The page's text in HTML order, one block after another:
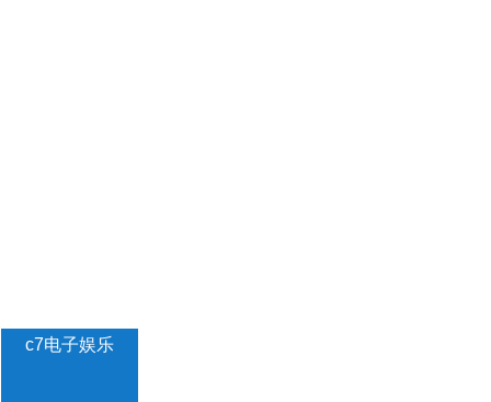
c7电子娱乐